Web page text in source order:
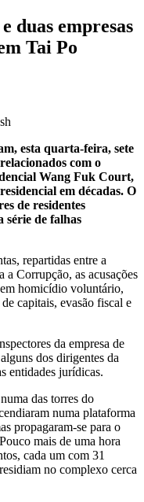
duas empresas
Tai Po
esta quarta-feira, sete
com o
Wang Fuk Court,
em décadas. O
de residentes
série de falhas
repartidas entre a
a Corrupção, as acusações
homicídio voluntário,
capitais, evasão fiscal e
da empresa de
dos dirigentes da
entidades jurídicas.
das torres do
numa plataforma
propagaram-se para o
mais de uma hora
cada um com 31
no complexo cerca